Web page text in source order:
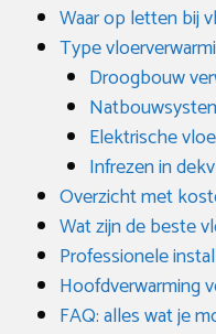
Waar op letten bij
Type
Droogbouw
Elektrische
Infrezen in
Overzicht met
Wat zijn de beste
Professionele
Hoofdverwarming
FAQ: alles wat je